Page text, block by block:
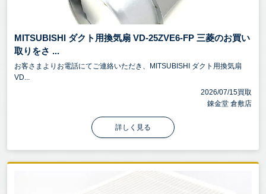
MITSUBISHI ダクト用換気扇 VD-25ZVE6-FP 三菱のお買い
取りをさ ...
お客さまよりお電話にてご連絡いただき、MITSUBISHI ダクト用換気扇
VD...
2026/07/15買取
錬金堂 倉敷店
詳しく見る